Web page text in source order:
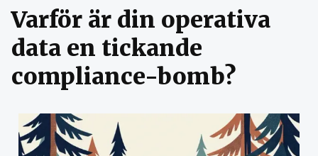
Varför är din operativa
data en tickande
compliance-bomb?